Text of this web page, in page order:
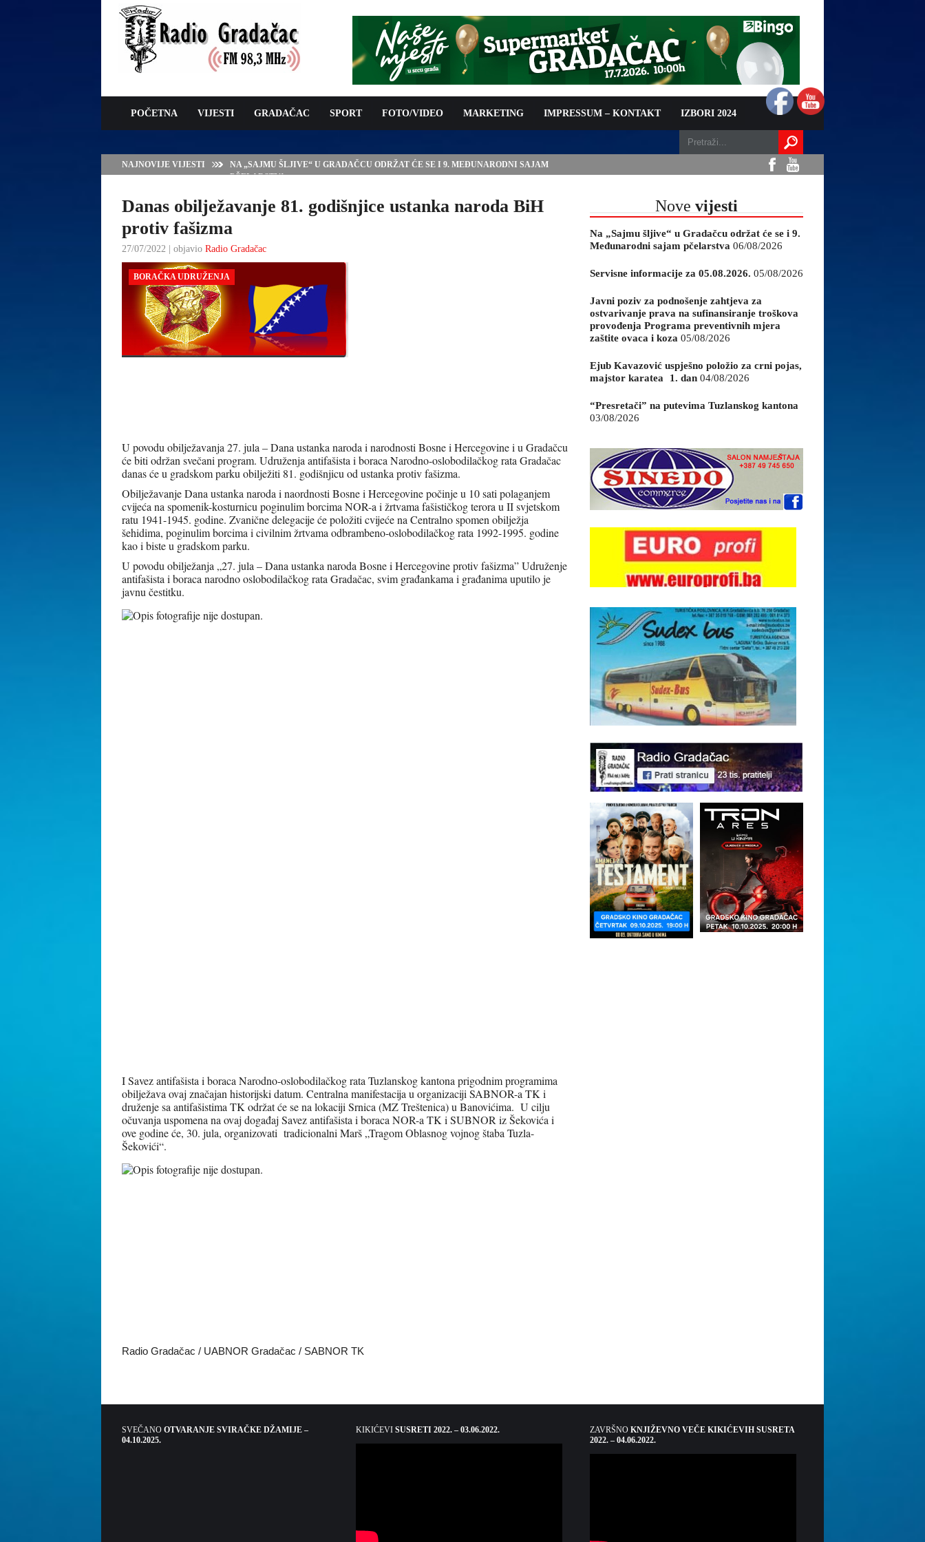
POČETNA VIJESTI GRADAČAC SPORT FOTO/VIDEO MARKETING IMPRESSUM – KONTAKT IZBORI 2024
NAJNOVIJE VIJESTI
NA „SAJMU ŠLJIVE“ U GRADAČCU ODRŽAT ĆE SE I 9. MEĐUNARODNI SAJAM
PČELARSTVA
Danas obilježavanje 81. godišnjice ustanka naroda BiH
protiv fašizma
27/07/2022 | objavio Radio Gradačac
BORAČKA UDRUŽENJA
U povodu obilježavanja 27. jula – Dana ustanka naroda i narodnosti Bosne i Hercegovine i u Gradačcu
će biti održan svečani program. Udruženja antifašista i boraca Narodno-oslobodilačkog rata Gradačac
danas će u gradskom parku obilježiti 81. godišnjicu od ustanka protiv fašizma.
Obilježavanje Dana ustanka naroda i naordnosti Bosne i Hercegovine počinje u 10 sati polaganjem
cvijeća na spomenik-kosturnicu poginulim borcima NOR-a i žrtvama fašističkog terora u II svjetskom
ratu 1941-1945. godine. Zvanične delegacije će položiti cvijeće na Centralno spomen obilježja
šehidima, poginulim borcima i civilnim žrtvama odbrambeno-oslobodilačkog rata 1992-1995. godine
kao i biste u gradskom parku.
U povodu obilježanja „27. jula – Dana ustanka naroda Bosne i Hercegovine protiv fašizma” Udruženje
antifašista i boraca narodno oslobodilačkog rata Gradačac, svim građankama i građanima uputilo je
javnu čestitku.
I Savez antifašista i boraca Narodno-oslobodilačkog rata Tuzlanskog kantona prigodnim programima
obilježava ovaj značajan historijski datum. Centralna manifestacija u organizaciji SABNOR-a TK i
druženje sa antifašistima TK održat će se na lokaciji Srnica (MZ Treštenica) u Banovićima. U cilju
očuvanja uspomena na ovaj događaj Savez antifašista i boraca NOR-a TK i SUBNOR iz Šekovića i
ove godine će, 30. jula, organizovati tradicionalni Marš „Tragom Oblasnog vojnog štaba Tuzla-
Šekovići“.
Radio Gradačac / UABNOR Gradačac / SABNOR TK
Nove vijesti
Na „Sajmu šljive“ u Gradačcu održat će se i 9.
Međunarodni sajam pčelarstva 06/08/2026
Servisne informacije za 05.08.2026. 05/08/2026
Javni poziv za podnošenje zahtjeva za
ostvarivanje prava na sufinansiranje troškova
provođenja Programa preventivnih mjera
zaštite ovaca i koza 05/08/2026
Ejub Kavazović uspješno položio za crni pojas,
majstor karatea 1. dan 04/08/2026
“Presretači” na putevima Tuzlanskog kantona
03/08/2026
SVEČANO OTVARANJE SVIRAČKE DŽAMIJE –
04.10.2025.
KIKIĆEVI SUSRETI 2022. – 03.06.2022. ZAVRŠNO KNJIŽEVNO VEČE KIKIĆEVIH SUSRETA
2022. – 04.06.2022.